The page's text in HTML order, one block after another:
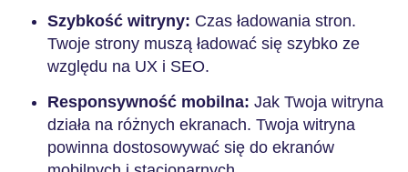
Szybkość witryny: Czas ładowania stron.
Twoje strony muszą ładować się szybko ze
względu na UX i SEO.
Responsywność mobilna: Jak Twoja witryna
działa na różnych ekranach. Twoja witryna
powinna dostosowywać się do ekranów